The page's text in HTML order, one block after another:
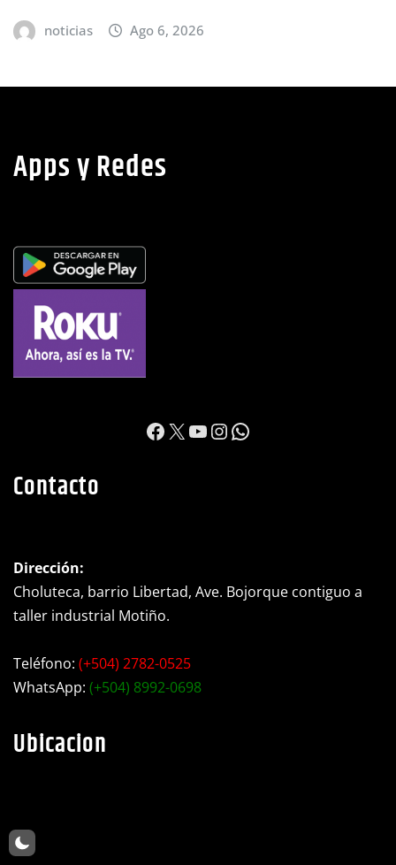
Apps y Redes
https://
X YouTube
Instagram
WhatsApp
Contacto
Dirección:
Choluteca, barrio Libertad, Ave. Bojorque contiguo a
taller industrial Motiño.
Teléfono: (+504) 2782-0525
WhatsApp: (+504) 8992-0698
Ubicacion